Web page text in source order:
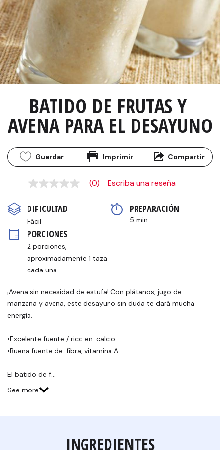
BATIDO DE FRUTAS Y
AVENA PARA EL DESAYUNO
Guardar Imprimir Compartir
Sin
en
la
misma
página.
(0) Escriba una reseña
DIFICULTAD
Fácil
PREPARACIÓN
5 min
PORCIONES
2 porciones,
aproximadamente 1 taza
cada una
¡Avena sin necesidad de estufa! Con plátanos, jugo de
manzana y avena, este desayuno sin duda te dará mucha
energía.
•Excelente fuente / rico en: calcio
•Buena fuente de: fibra, vitamina A
El batido de f…
See more
INGREDIENTES